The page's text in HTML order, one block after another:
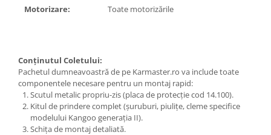
Motorizare:
Toate motorizările
Conținutul Coletului:
Pachetul dumneavoastră de pe Karmaster.ro va include toate
componentele necesare pentru un montaj rapid:
Scutul metalic propriu-zis (placa de protecție cod 14.100).
Kitul de prindere complet (șuruburi, piulițe, cleme specifice
modelului Kangoo generația II).
Schița de montaj detaliată.